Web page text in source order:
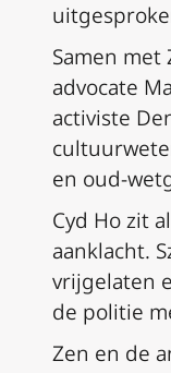
Samen met
advocate
activiste
en oud-
Cyd Ho zit
aanklacht.
vrijgelaten
de politie
Zen en de